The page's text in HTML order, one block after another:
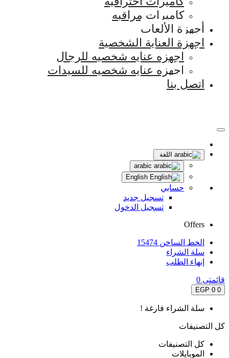
كاميرات مراقبه
أجهزة الألعاب
اجهزة العناية الشخصية
اجهزه عنايه شخصيه للرجال
اجهزه عنايه شخصيه للسيدات
اتصل بنا
اللغة
حسابي
تسجيل جديد
تسجيل الدخول
Offers
الخط الساخن 15474
سلة الشراء
إنهاء الطلب
قائمتى 0
0
0 EGP
سلة الشراء فارغة !
كل التصنيفات
كل التصنيفات
الموبايلات